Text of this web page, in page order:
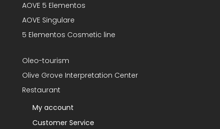
AOVE 5 Elementos
AOVE Singulare
5 Elementos Cosmetic line
Oleo-tourism
Olive Grove Interpretation Center
Restaurant
My account
Customer Service